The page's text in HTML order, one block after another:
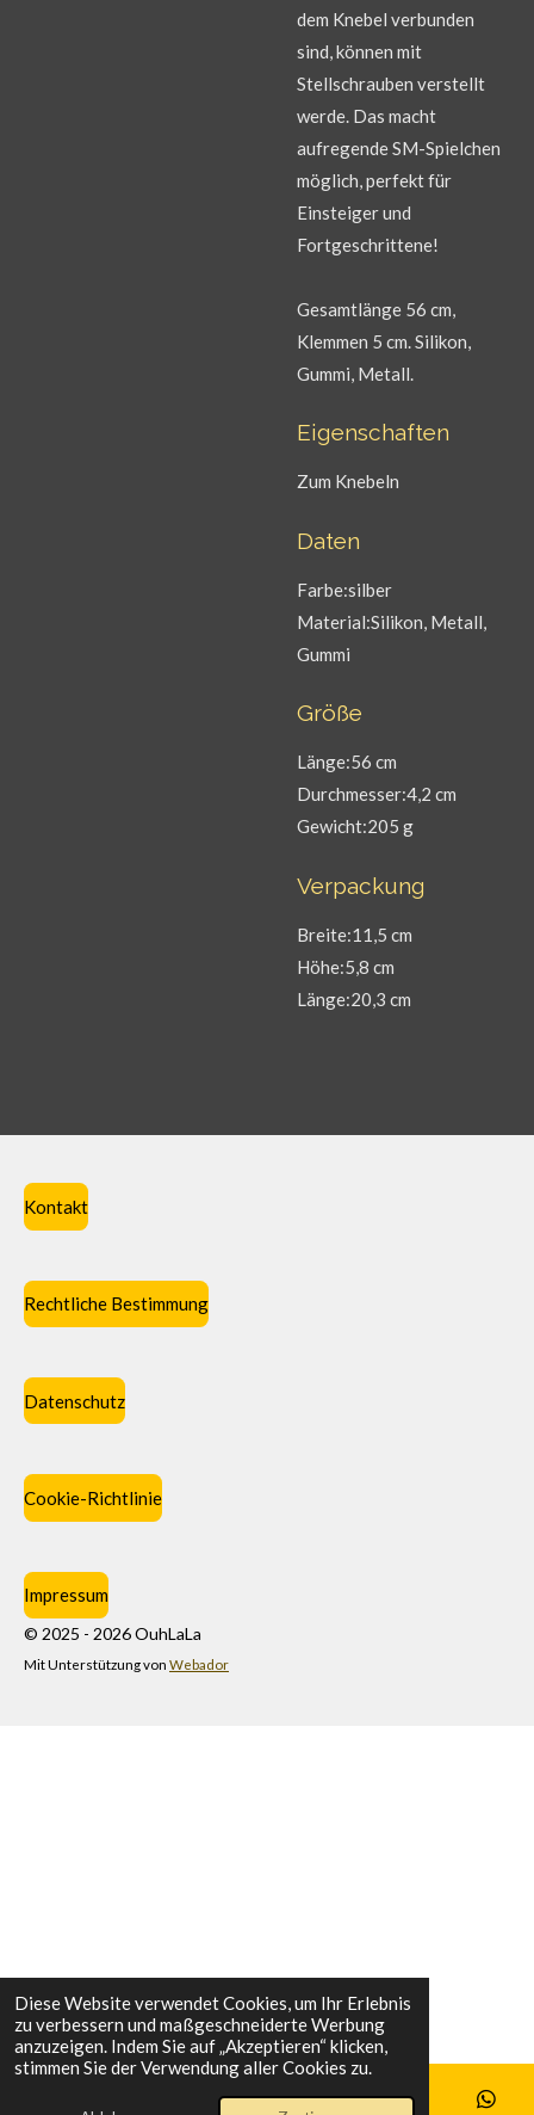
Diese Website verwendet Cookies, um Ihr Erlebnis
zu verbessern und maßgeschneiderte Werbung
anzuzeigen. Indem Sie auf „Akzeptieren“ klicken,
stimmen Sie der Verwendung aller Cookies zu.
dem Knebel verbunden
sind, können mit
Stellschrauben verstellt
werde. Das macht
aufregende SM-Spielchen
möglich, perfekt für
Einsteiger und
Fortgeschrittene!
Gesamtlänge 56 cm,
Klemmen 5 cm. Silikon,
Gummi, Metall.
Eigenschaften
Zum Knebeln
Daten
Farbe:silber
Material:Silikon, Metall,
Gummi
Größe
Länge:56 cm
Durchmesser:4,2 cm
Gewicht:205 g
Verpackung
Breite:11,5 cm
Höhe:5,8 cm
Länge:20,3 cm
Kontakt
Rechtliche Bestimmung
Datenschutz
Cookie-Richtlinie
Impressum
© 2025 - 2026 OuhLaLa
Mit Unterstützung von Webador